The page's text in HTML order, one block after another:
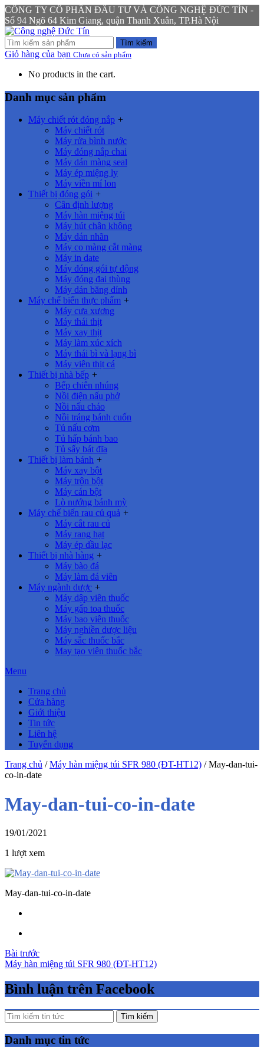
CÔNG TY CỔ PHẦN ĐẦU TƯ VÀ CÔNG NGHỆ ĐỨC TÍN -
Số 94 Ngõ 64 Kim Giang, quận Thanh Xuân, TP.Hà Nội
Tìm kiếm
Giỏ hàng của bạn Chưa có sản phẩm
No products in the cart.
Danh mục sản phẩm
Máy chiết rót đóng nắp +
Máy chiết rót
Máy rửa bình nước
Máy đóng nắp chai
Máy dán màng seal
Máy ép miệng ly
Máy viền mí lon
Thiết bị đóng gói +
Cân định lượng
Máy hàn miệng túi
Máy hút chân không
Máy dán nhãn
Máy co màng cắt màng
Máy in date
Máy đóng gói tự động
Máy đóng đai thùng
Máy dán băng dính
Máy chế biến thực phẩm +
Máy cưa xương
Máy thái thịt
Máy xay thịt
Máy làm xúc xích
Máy thái bì và lạng bì
Máy viên thịt cá
Thiết bị nhà bếp +
Bếp chiên nhúng
Nồi điện nấu phở
Nồi nấu cháo
Nồi tráng bánh cuốn
Tủ nấu cơm
Tủ hấp bánh bao
Tủ sấy bát đĩa
Thiết bị làm bánh +
Máy xay bột
Máy trộn bột
Máy cán bột
Lò nướng bánh mỳ
Máy chế biến rau củ quả +
Máy cắt rau củ
Máy rang hạt
Máy ép dầu lạc
Thiết bị nhà hàng +
Máy bào đá
Máy làm đá viên
Máy ngành dược +
Máy dập viên thuốc
Máy gấp toa thuốc
Máy bao viên thuốc
Máy nghiền dược liệu
Máy sắc thuốc bắc
May tạo viên thuốc bắc
Menu
Trang chủ
Cửa hàng
Giới thiệu
Tin tức
Liên hệ
Tuyển dụng
Trang chủ /Máy hàn miệng túi SFR 980 (ĐT-HT12) /May-dan-tui-
co-in-date
May-dan-tui-co-in-date
19/01/2021
1 lượt xem
May-dan-tui-co-in-date
Điều
hướng
bài
Bài trước
Máy hàn miệng túi SFR 980 (ĐT-HT12)
Bình luận trên Facebook
Tìm kiếm
Danh mục tin tức